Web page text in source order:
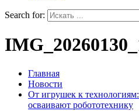
Search for:
Главная
Новости
От игрушек к
осваивают робототехнику